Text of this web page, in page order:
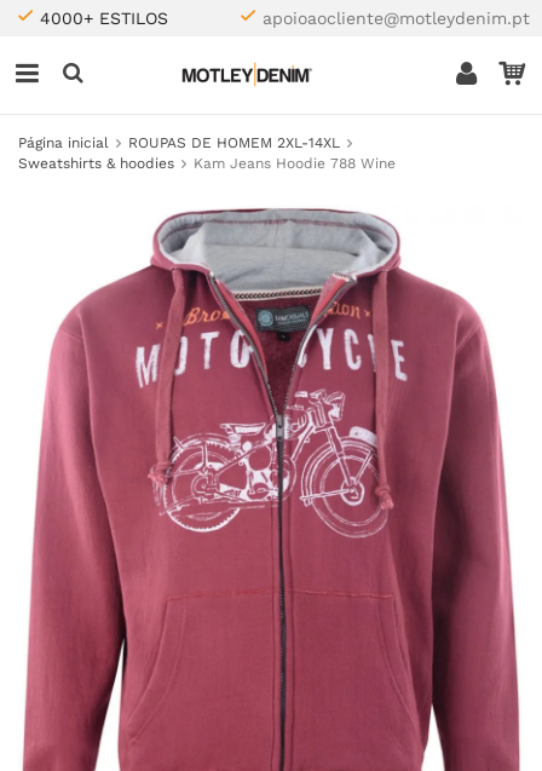
4000+ ESTILOS apoioaocliente@motleydenim.pt
Página inicial
ROUPAS DE HOMEM 2XL-14XL
Sweatshirts & hoodies
Kam Jeans Hoodie 788 Wine